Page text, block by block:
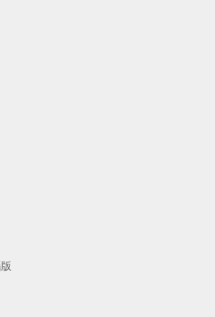
在電腦上玩